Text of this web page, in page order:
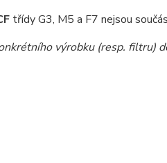
třídy G3, M5 a F7 nejsou
výrobku (resp. filtru)